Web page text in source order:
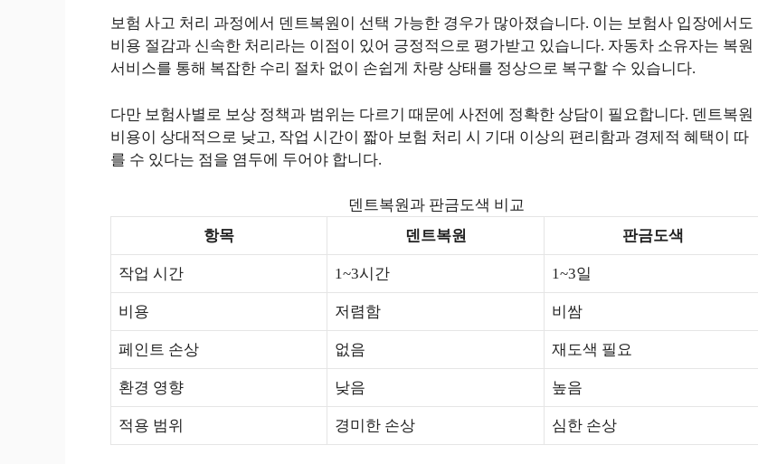
보험 사고 처리 과정에서 덴트복원이 선택 가능한 경우가 많아졌습니다. 이는 보험사 입장에서도
비용 절감과 신속한 처리라는 이점이 있어 긍정적으로 평가받고 있습니다. 자동차 소유자는 복원
서비스를 통해 복잡한 수리 절차 없이 손쉽게 차량 상태를 정상으로 복구할 수 있습니다.
다만 보험사별로 보상 정책과 범위는 다르기 때문에 사전에 정확한 상담이 필요합니다. 덴트복원
비용이 상대적으로 낮고, 작업 시간이 짧아 보험 처리 시 기대 이상의 편리함과 경제적 혜택이 따
를 수 있다는 점을 염두에 두어야 합니다.
덴트복원과 판금도색 비교
항목
덴트복원 판금도색
작업 시간 1~3시간 1~3일
비용 저렴함 비쌈
페인트 손상 없음 재도색 필요
환경 영향 낮음 높음
적용 범위 경미한 손상 심한 손상